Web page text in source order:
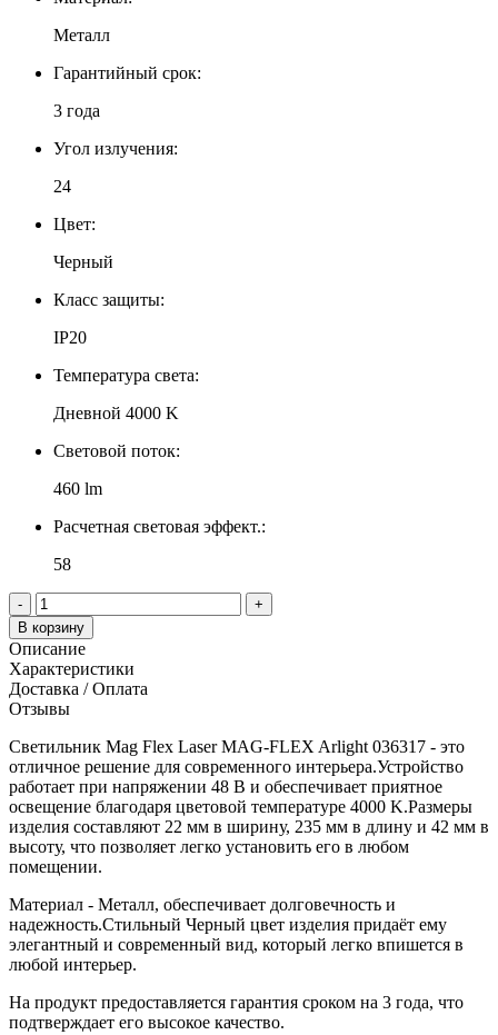
Металл
Гарантийный срок:
3 года
Угол излучения:
24
Цвет:
Черный
Класс защиты:
IP20
Температура света:
Дневной 4000 K
Световой поток:
460 lm
Расчетная световая эффект.:
58
-
+
В корзину
Описание
Характеристики
Доставка / Оплата
Отзывы
Светильник Mag Flex Laser MAG-FLEX Arlight 036317 - это
отличное решение для современного интерьера.Устройство
работает при напряжении 48 В и обеспечивает приятное
освещение благодаря цветовой температуре 4000 K.Размеры
изделия составляют 22 мм в ширину, 235 мм в длину и 42 мм в
высоту, что позволяет легко установить его в любом
помещении.
Материал - Металл, обеспечивает долговечность и
надежность.Стильный Черный цвет изделия придаёт ему
элегантный и современный вид, который легко впишется в
любой интерьер.
На продукт предоставляется гарантия сроком на 3 года, что
подтверждает его высокое качество.